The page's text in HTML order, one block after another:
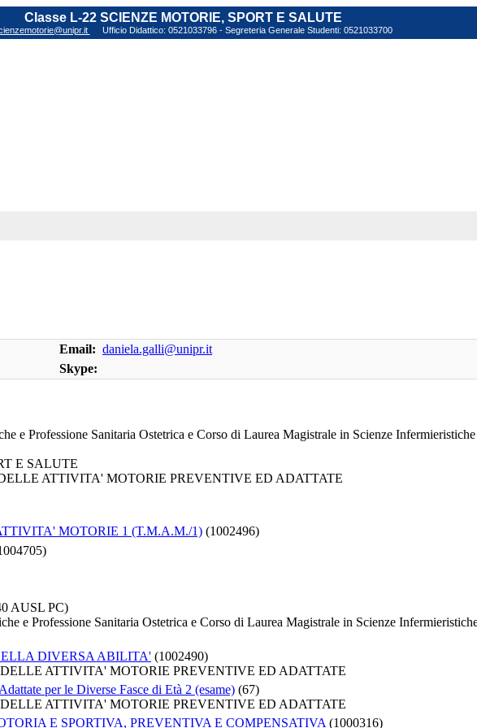
Classe L-22 SCIENZE MOTORIE, SPORT E SALUTE
Ufficio Didattico: 0521033796 - Segreteria Generale Studenti: 0521033700
Email: daniela.galli@unipr.it
Skype:
e Professione Sanitaria Ostetrica e Corso di Laurea Magistrale in Scienze
E SALUTE
ATTIVITA' MOTORIE PREVENTIVE ED ADATTATE
MOTORIE 1 (T.M.A.M./1) (1002496)
AUSL PC)
e Professione Sanitaria Ostetrica e Corso di Laurea Magistrale in Scienze
DIVERSA ABILITA' (1002490)
ATTIVITA' MOTORIE PREVENTIVE ED ADATTATE
per le Diverse Fasce di Età 2 (esame) (67)
ATTIVITA' MOTORIE PREVENTIVE ED ADATTATE
E SPORTIVA, PREVENTIVA E COMPENSATIVA(1000316)